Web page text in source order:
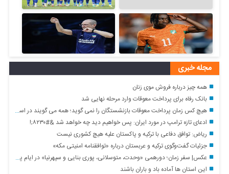
مجله خبری
همه چیز درباره فروش موی زنان
بانک رفاه برای پرداخت معوقات وارد مرحله نهایی شد
هیچ کس زمان پرداخت معوقات بازنشستگان را نمی گوید؛ همه می گویند در اسرع وقت
ادعای تازه ترامپ در مورد ایران: پس خواهیم دید چه خواهد شد &#۸۲۳۰;!
ریاض: توافق دفاعی با ترکیه و پاکستان علیه هیچ کشوری نیست
جزئیات گفت‌وگوی ترکیه و عربستان درباره «توافقنامه امنیتی مکه»
عکس| سفر زمان؛ دورهمی «وحدت، متوسلانی، پوری بنایی و سپهرنیا» در ایام پیری؛ دهه ۹۰
این استان ها آماده باد و باران باشند